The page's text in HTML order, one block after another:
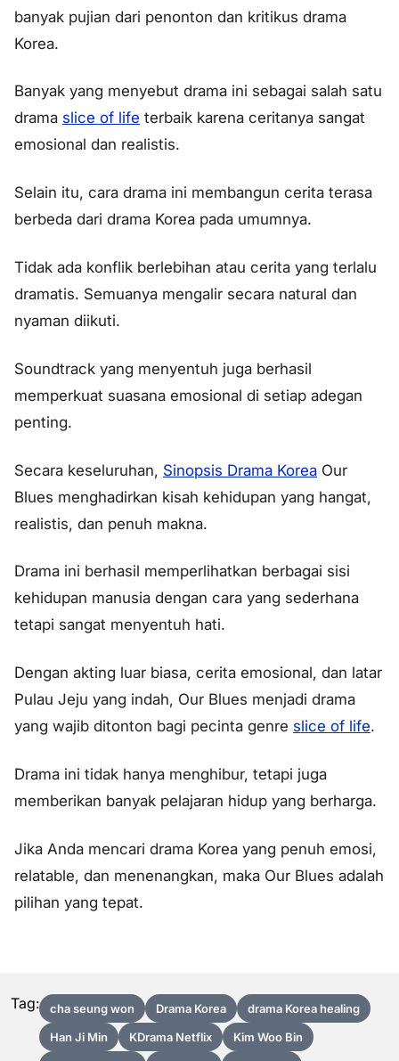
banyak pujian dari penonton dan kritikus drama
Korea.
Banyak yang menyebut drama ini sebagai salah satu
drama slice of life terbaik karena ceritanya sangat
emosional dan realistis.
Selain itu, cara drama ini membangun cerita terasa
berbeda dari drama Korea pada umumnya.
Tidak ada konflik berlebihan atau cerita yang terlalu
dramatis. Semuanya mengalir secara natural dan
nyaman diikuti.
Soundtrack yang menyentuh juga berhasil
memperkuat suasana emosional di setiap adegan
penting.
Secara keseluruhan, Sinopsis Drama Korea Our
Blues menghadirkan kisah kehidupan yang hangat,
realistis, dan penuh makna.
Drama ini berhasil memperlihatkan berbagai sisi
kehidupan manusia dengan cara yang sederhana
tetapi sangat menyentuh hati.
Dengan akting luar biasa, cerita emosional, dan latar
Pulau Jeju yang indah, Our Blues menjadi drama
yang wajib ditonton bagi pecinta genre slice of life.
Drama ini tidak hanya menghibur, tetapi juga
memberikan banyak pelajaran hidup yang berharga.
Jika Anda mencari drama Korea yang penuh emosi,
relatable, dan menenangkan, maka Our Blues adalah
pilihan yang tepat.
Tag: cha seung won Drama Korea
drama Korea healing
Han Ji Min
KDrama Netflix
Kim Woo Bin